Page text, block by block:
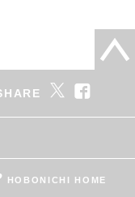
HOBONICHI HOME